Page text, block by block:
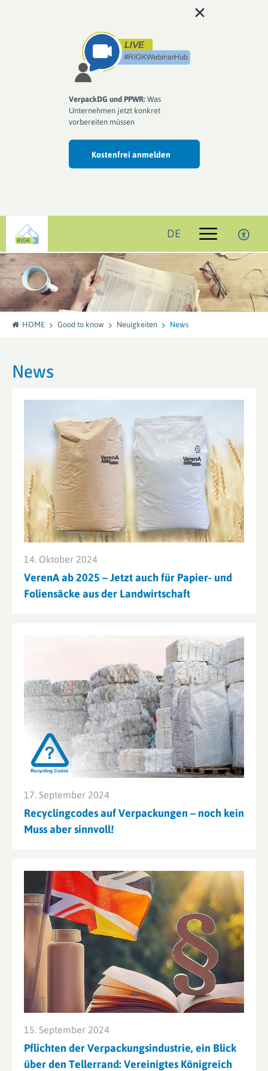
VerpackDG und PPWR:Was
Unternehmen jetzt konkret
vorbereiten müssen
Kostenfrei anmelden
DE
HOME Good to know Neuigkeiten News
News
14. Oktober 2024
VerenA ab 2025 – Jetzt auch für Papier- und
Foliensäcke aus der Landwirtschaft
17. September 2024
Recyclingcodes auf Verpackungen – noch kein
Muss aber sinnvoll!
15. September 2024
Pflichten der Verpackungsindustrie, ein Blick
über den Tellerrand: Vereinigtes Königreich